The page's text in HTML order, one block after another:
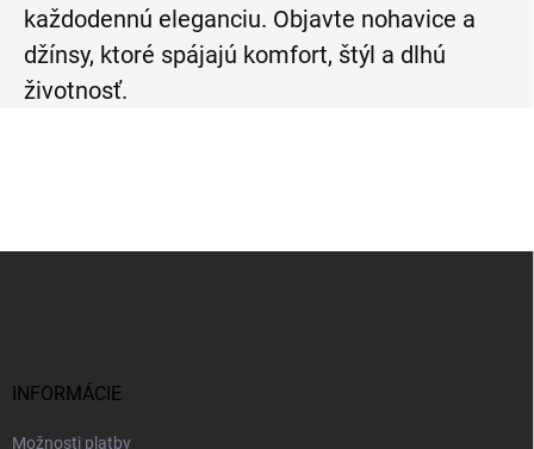
každodennú eleganciu. Objavte nohavice a
džínsy, ktoré spájajú komfort, štýl a dlhú
životnosť.
INFORMÁCIE
Možnosti platby